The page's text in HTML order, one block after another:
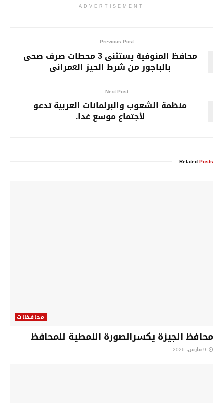
ADVERTISEMENT
Previous Post
محافظ المنوفية يستثنى 3 محطات صرف صحى
بالباجور من شرط الحيز العمرانى
Next Post
منظمة الشعوب والبرلمانات العربية تدعو
لأجتماع موسع غدا.
RelatedPosts
محافظات
محافظ الجيزة يكسرالصورة النمطية للمحافظ